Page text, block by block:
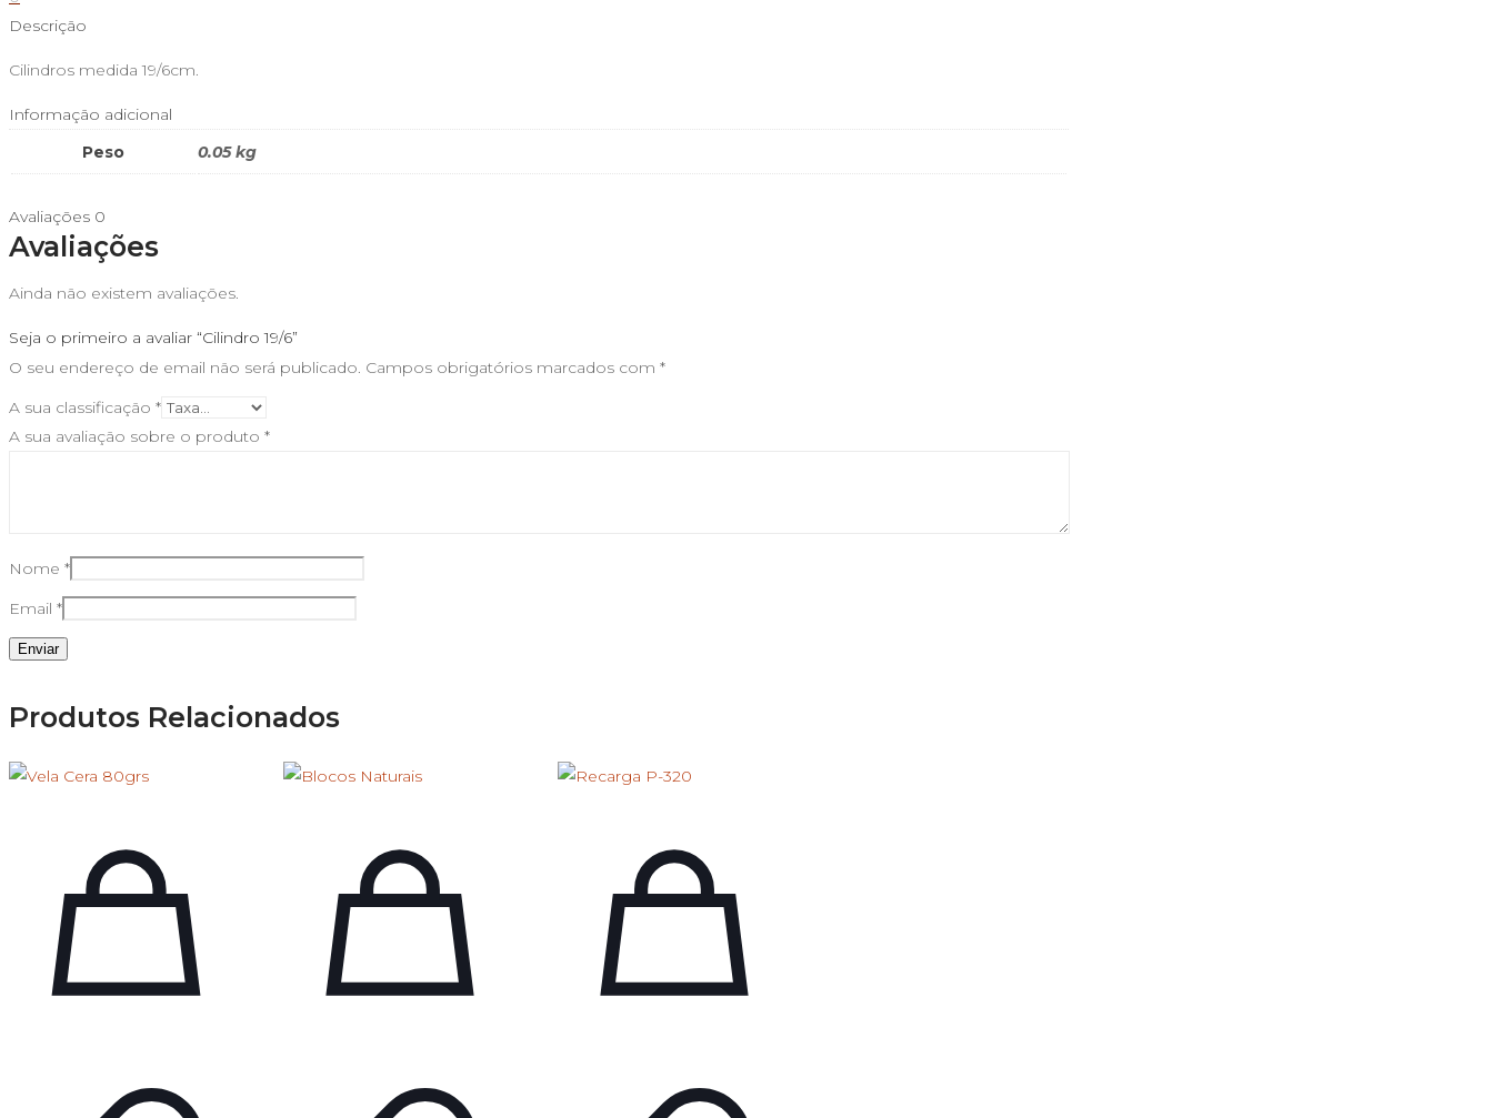
Descrição
Cilindros medida 19/6cm.
Informação adicional
Peso
0.05 kg
Avaliações 0
Avaliações
Ainda não existem avaliações.
Seja o primeiro a avaliar “Cilindro 19/6”
O seu endereço de email não será publicado. Campos obrigatórios marcados com *
A sua classificação *
A sua avaliação sobre o produto *
Nome *
Email *
Produtos Relacionados